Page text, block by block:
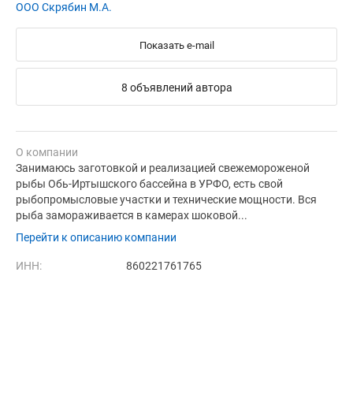
ООО Скрябин М.А.
Показать e-mail
8 объявлений автора
О компании
Занимаюсь заготовкой и реализацией свежемороженой
рыбы Обь-Иртышского бассейна в УРФО, есть свой
рыбопромысловые участки и технические мощности. Вся
рыба замораживается в камерах шоковой...
Перейти к описанию компании
ИНН: 860221761765